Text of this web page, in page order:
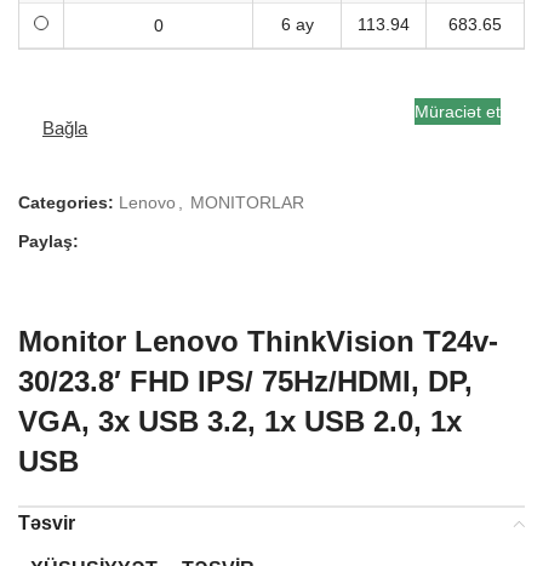
6 ay 113.94 683.65
Bağla
Müraciət et
Categories: Lenovo
MONITORLAR
Paylaş:
Monitor Lenovo ThinkVision T24v-
30/23.8′ FHD IPS/ 75Hz/HDMI, DP,
VGA, 3x USB 3.2, 1x USB 2.0, 1x
USB
Təsvir